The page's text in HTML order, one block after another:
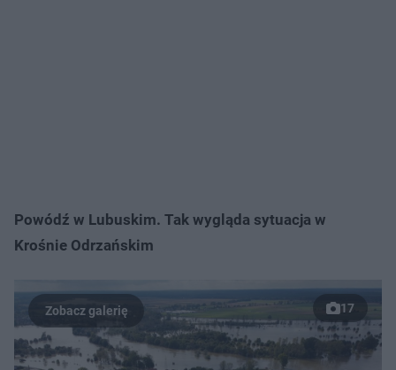
Powódź w Lubuskim. Tak wygląda sytuacja w
Krośnie Odrzańskim
17